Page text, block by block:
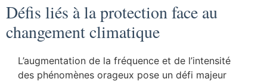
Défis liés à la protection face au
changement climatique
L’augmentation de la fréquence et de l’intensité
des phénomènes orageux pose un défi majeur